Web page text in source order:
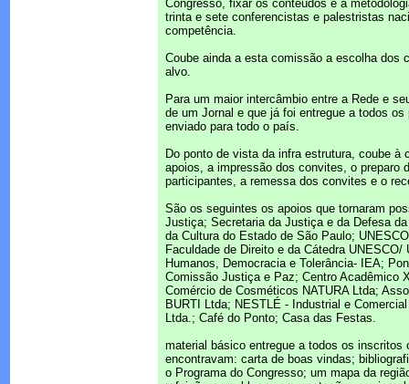
Congresso, fixar os conteúdos e a
trinta e sete conferencistas e palestristas
competência.
Coube ainda a esta comissão a escolha dos
alvo.
Para um maior intercâmbio entre a Rede e
de um Jornal e que já foi entregue a todos
enviado para todo o país.
Do ponto de vista da infra estrutura, coube
apoios, a impressão dos convites, o preparo
participantes, a remessa dos convites e o
São os seguintes os apoios que tornaram
Justiça; Secretaria da Justiça e da Defesa
da Cultura do Estado de São Paulo;
Faculdade de Direito e da Cátedra
Humanos, Democracia e Tolerância- IEA;
Comissão Justiça e Paz; Centro Acadêmico
Comércio de Cosméticos NATURA Ltda;
BURTI Ltda; NESTLÉ - Industrial e
Ltda.; Café do Ponto; Casa das Festas.
material básico entregue a todos os
encontravam: carta de boas vindas;
o Programa do Congresso; um mapa da